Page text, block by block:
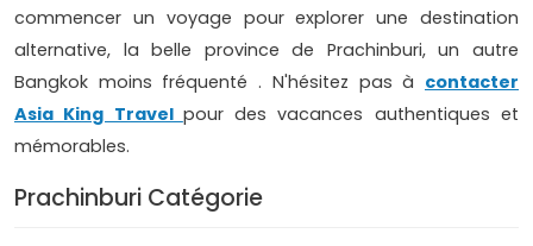
commencer un voyage pour explorer une destination
alternative, la belle province de Prachinburi, un autre
Bangkok moins fréquenté . N'hésitez pas à contacter
Asia King Travel pour des vacances authentiques et
mémorables.
Prachinburi Catégorie